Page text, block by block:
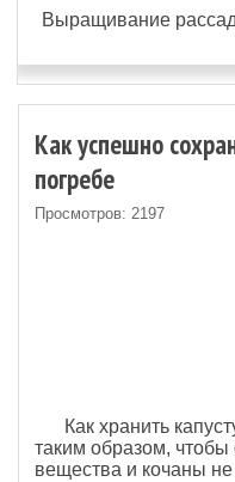
Выращивание
Как успешно
погребе
Просмотров: 2197
Как хранить
таким образом,
вещества и кочаны